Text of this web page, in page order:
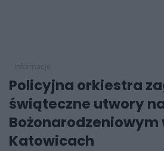
Policyjna orkiestra
świąteczne utwory
Bożonarodzeniowym
Katowicach